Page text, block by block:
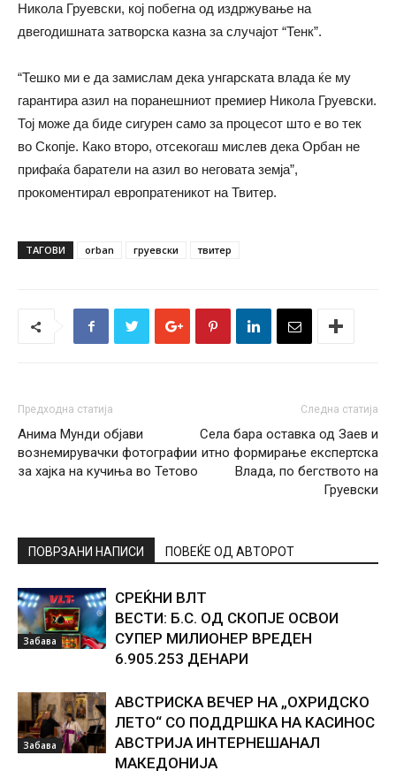
Никола Груевски, кој побегна од издржување на
двегодишната затворска казна за случајот “Тенк”.
“Тешко ми е да замислам дека унгарската влада ќе му
гарантира азил на поранешниот премиер Никола Груевски.
Тој може да биде сигурен само за процесот што е во тек
во Скопје. Како второ, отсекогаш мислев дека Орбан не
прифаќа баратели на aзил во неговата земја”,
прокоментирал европратеникот на Твитер.
ТАГОВИ orban груевски твитер
Предходна статија
Анима Мунди објави
вознемирувачки фотографии
за хајка на кучиња во Тетово
Следна статија
Села бара оставка од Заев и
итно формирање експертска
Влада, по бегството на
Груевски
ПОВРЗАНИ НАПИСИ ПОВЕЌЕ ОД АВТОРОТ
Забава
СРЕЌНИ ВЛТ
ВЕСТИ: Б.С. ОД СКОПЈЕ ОСВОИ
СУПЕР МИЛИОНЕР ВРЕДЕН
6.905.253 ДЕНАРИ
Забава
АВСТРИСКА ВЕЧЕР НА „ОХРИДСКО
ЛЕТО“ СО ПОДДРШКА НА КАСИНОС
АВСТРИЈА ИНТЕРНЕШАНАЛ
МАКЕДОНИЈА